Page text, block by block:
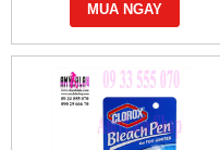
0858193968 - 0944193968 -
WWW.AMYLALASHOP.COM
MUA NGAY